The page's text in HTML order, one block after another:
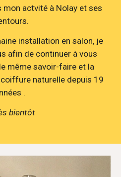
actvité à Nolay et ses
installation en salon, je
afin de continuer à vous
même savoir-faire et la
naturelle depuis 19
.
bientôt